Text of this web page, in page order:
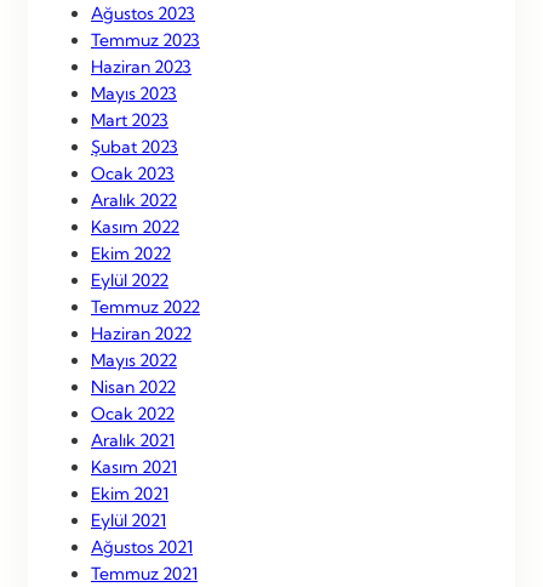
Ağustos 2023
Temmuz 2023
Haziran 2023
Mayıs 2023
Mart 2023
Şubat 2023
Ocak 2023
Aralık 2022
Kasım 2022
Ekim 2022
Eylül 2022
Temmuz 2022
Haziran 2022
Mayıs 2022
Nisan 2022
Ocak 2022
Aralık 2021
Kasım 2021
Ekim 2021
Eylül 2021
Ağustos 2021
Temmuz 2021